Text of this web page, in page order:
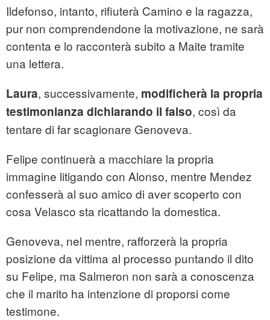
Ildefonso, intanto, rifiuterà Camino e la ragazza,
pur non comprendendone la motivazione, ne sarà
contenta e lo racconterà subito a Maite tramite
una lettera.
Laura, successivamente, modificherà la propria
testimonianza dichiarando il falso, così da
tentare di far scagionare Genoveva.
Felipe continuerà a macchiare la propria
immagine litigando con Alonso, mentre Mendez
confesserà al suo amico di aver scoperto con
cosa Velasco sta ricattando la domestica.
Genoveva, nel mentre, rafforzerà la propria
posizione da vittima al processo puntando il dito
su Felipe, ma Salmeron non sarà a conoscenza
che il marito ha intenzione di proporsi come
testimone.